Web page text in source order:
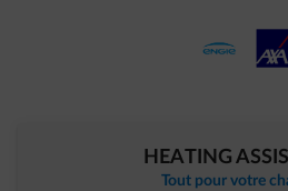
HEATING
Tout pour votre